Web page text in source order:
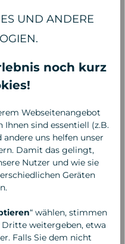
Cedar Bergamot, 30 g
28,00 €*
UND ANDERE
noch kurz
Webseitenangebot
sind essentiell (z.B.
uns helfen unser
Damit das gelingt,
Nutzer und wie sie
Geräten
“ wählen, stimmen
Dritte weitergeben, etwa
Falls Sie dem nicht